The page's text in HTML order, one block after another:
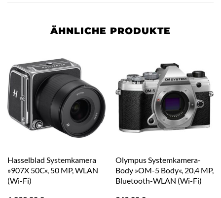
ÄHNLICHE PRODUKTE
Hasselblad Systemkamera
»907X 50C«, 50 MP, WLAN
(Wi-Fi)
Olympus Systemkamera-
Body »OM-5 Body«, 20,4 MP,
Bluetooth-WLAN (Wi-Fi)